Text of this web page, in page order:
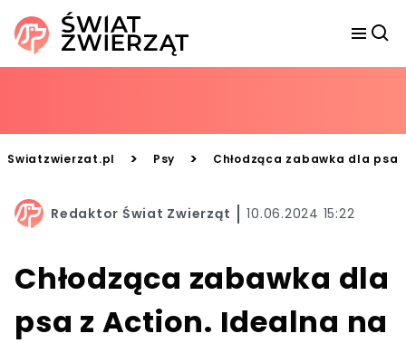
Swiatzwierzat.pl > Psy > Chłodząca zabawka dla
Redaktor Świat Zwierząt 10.06.2024 15:22
Chłodząca zabawka dla
psa z Action. Idealna na